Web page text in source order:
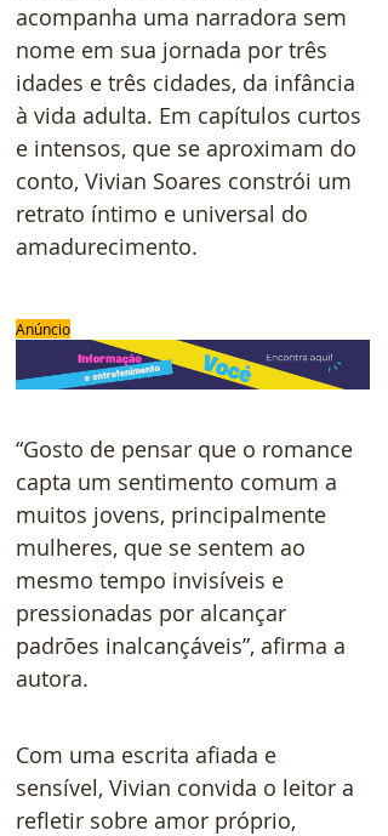
acompanha uma narradora sem
nome em sua jornada por três
idades e três cidades, da infância
à vida adulta. Em capítulos curtos
e intensos, que se aproximam do
conto, Vivian Soares constrói um
retrato íntimo e universal do
amadurecimento.
Anúncio
“Gosto de pensar que o romance
capta um sentimento comum a
muitos jovens, principalmente
mulheres, que se sentem ao
mesmo tempo invisíveis e
pressionadas por alcançar
padrões inalcançáveis”, afirma a
autora.
Com uma escrita afiada e
sensível, Vivian convida o leitor a
refletir sobre amor próprio,